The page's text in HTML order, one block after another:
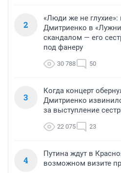
2
«Люди же не глухие»:
Дмитриенко в
скандалом — его
под фанеру
30 788 50
3
Когда концерт
Дмитриенко
за выступление
22 075 23
4
Путина ждут в
возможном визите